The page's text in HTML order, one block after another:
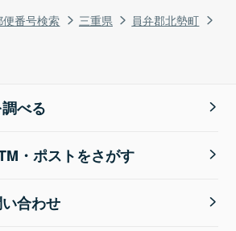
便番号検索 三重県
員弁郡北勢町
べる
・ポストをさがす
合わせ